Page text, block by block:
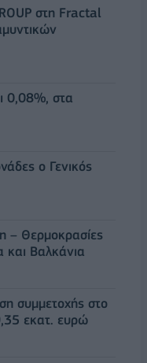
στη Fractal
0,08%, στα
ο Γενικός
– Θερμοκρασίες
και Βαλκάνια
συμμετοχής στο
εκατ. ευρώ